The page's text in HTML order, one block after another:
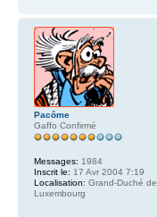
Pacôme
Gaffo Confirmé
Messages: 1984
Inscrit le: 17 Avr 2004 7:19
Localisation: Grand-Duché de
Luxembourg